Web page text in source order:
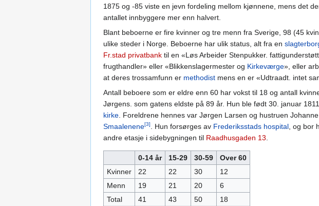
1875 og -85 viste en jevn fordeling mellom kjønnene, mens det
antallet innbyggere mer enn halvert.
Blant beboerne er fire kvinner og tre menn fra Sverige, 98 (45
ulike steder i Norge. Beboerne har ulik status, alt fra en
Fr.stad privatbank til en «Løs Arbeider Stenpukker.
frugthandler» eller «Blikkenslagermester og Kirkeværge», eller
at deres trossamfunn er methodist mens en er «Udtraadt. intet
Antall beboere som er eldre enn 60 har vokst til 18 og antall
Jørgens. som gatens eldste på 89 år. Hun ble født 30. januar
kirke . Foreldrene hennes var Jørgen Larsen og hustruen
Smaalenene[3] . Hun forsørges av Frederiksstads hospital , og
andre etasje i sidebygningen til Raadhusgaden 13
0-14 år 15-29 30-59
Over 60
Kvinner
22 22 30
12
Menn
19 21 20
6
Total
41 43 50 18